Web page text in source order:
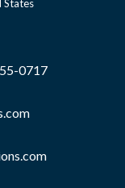
States
0717